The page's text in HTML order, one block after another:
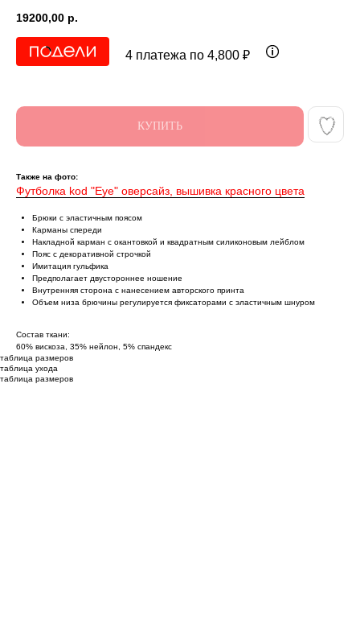
19200,00 р.
4 платежа по 4,800 ₽
КУПИТЬ
Также на фото:
Футболка kоd "Eye" оверсайз, вышивка красного цвета
Брюки с эластичным поясом
Карманы спереди
Накладной карман с окантовкой и квадратным силиконовым лейблом
Пояс с декоративной строчкой
Имитация гульфика
Предполагает двустороннее ношение
Внутренняя сторона с нанесением авторского принта
Объем низа брючины регулируется фиксаторами с эластичным шнуром
Состав ткани:
60% вискоза, 35% нейлон, 5% спандекс
таблица размеров
таблица ухода
таблица размеров